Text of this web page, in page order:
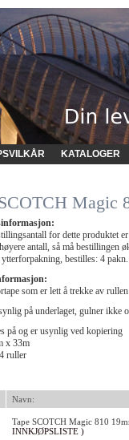
KATALOGER
Magic
for dette produktet
antall, så må bestillingen
bestilles: 4 pakn.
som er lett å trekke av
på underlaget, gulner ikke
på og er usynlig ved kopiering
x 33m
ruller
Navn:
Tape SCOTCH Magic 810
INNKJØPSLISTE )